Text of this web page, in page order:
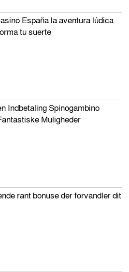
España la aventura lúdica
tu suerte
Indbetaling Spinogambino
Muligheder
rant bonuse der forvandler dit